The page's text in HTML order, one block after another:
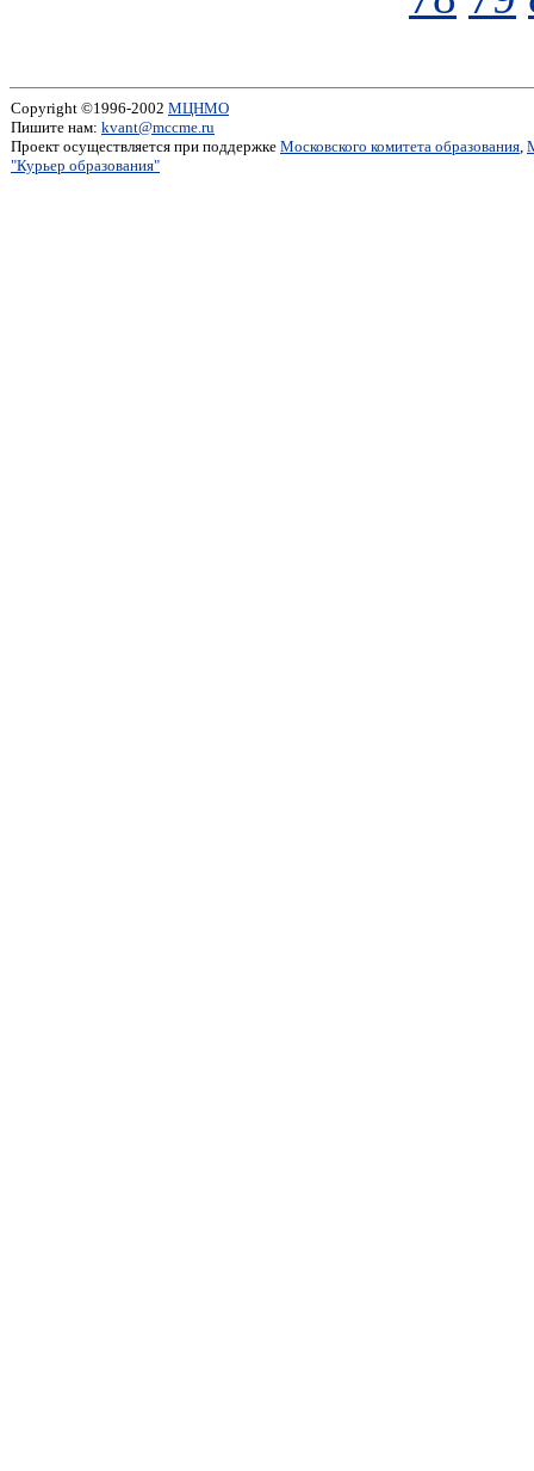
Copyright ©1996-2002 МЦНМО
Пишите нам: kvant@mccme.ru
Проект осуществляется при поддержке Московского комитета образования,
"Курьер образования"